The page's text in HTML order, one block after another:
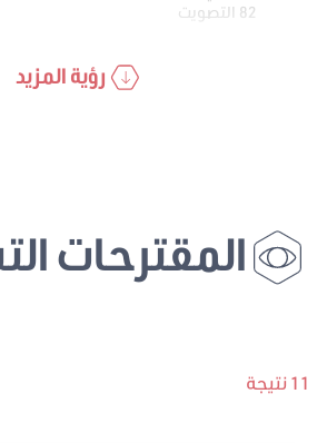
82 التصويت
رؤية المزيد
المقترحات
11 نتيجة